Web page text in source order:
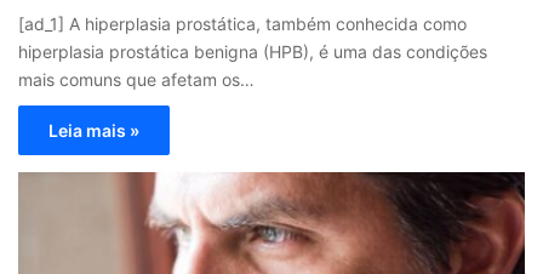
[ad_1] A hiperplasia prostática, também conhecida como
hiperplasia prostática benigna (HPB), é uma das condições
mais comuns que afetam os…
Leia mais »